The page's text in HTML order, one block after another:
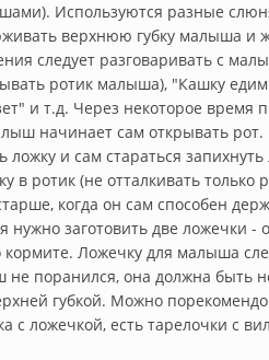
Используются разные
верхнюю губку малыша и
следует разговаривать с
ротик малыша), "Кашку
и т.д. Через некоторое время
начинает сам открывать
ложку и сам стараться
в ротик (не отталкивать только
когда он сам способен
заготовить две ложечки -
кормите. Ложечку для малыша
поранился, она должна быть
губкой. Можно
с ложечкой, есть тарелочки с